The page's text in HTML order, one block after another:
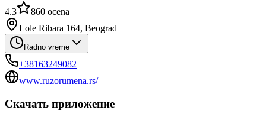
4.3 860 ocena
Lole Ribara 164, Beograd
Radno vreme
+38163249082
www.ruzorumena.rs/
Скачать приложение